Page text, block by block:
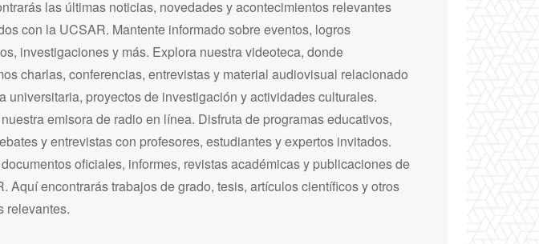
las últimas noticias, novedades y acontecimientos relevantes
con la UCSAR. Mantente informado sobre eventos, logros
investigaciones y más. Explora nuestra videoteca, donde
charlas, conferencias, entrevistas y material audiovisual relacionado
universitaria, proyectos de investigación y actividades culturales.
emisora de radio en línea. Disfruta de programas educativos,
y entrevistas con profesores, estudiantes y expertos invitados.
oficiales, informes, revistas académicas y publicaciones de
Aquí encontrarás trabajos de grado, tesis, artículos científicos y otros
relevantes.